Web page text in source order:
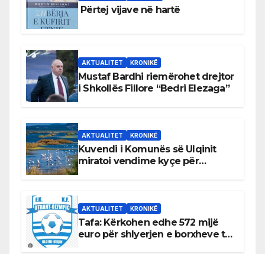
Përtej vijave në hartë
AKTUALITET KRONIKË
Mustaf Bardhi riemërohet drejtor
i Shkollës Fillore “Bedri Elezaga”
AKTUALITET KRONIKË
Kuvendi i Komunës së Ulqinit
miratoi vendime kyçe për
AKTUALITET KRONIKË
Tafa: Kërkohen edhe 572 mijë
euro për shlyerjen e borxheve të